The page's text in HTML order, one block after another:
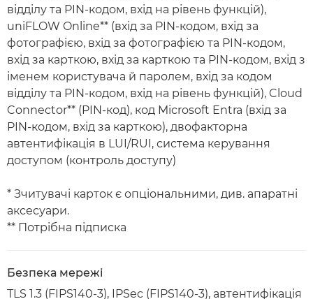
відділу та PIN-кодом, вхід на рівень функцій),
uniFLOW Online** (вхід за PIN-кодом, вхід за
фотографією, вхід за фотографією та PIN-кодом,
вхід за карткою, вхід за карткою та PIN-кодом, вхід з
іменем користувача й паролем, вхід за кодом
відділу та PIN-кодом, вхід на рівень функцій), Cloud
Connector** (PIN-код), код Microsoft Entra (вхід за
PIN-кодом, вхід за карткою), двофакторна
автентифікація в LUI/RUI, система керування
доступом (контроль доступу)
* Зчитувачі карток є опціональними, див. апаратні
аксесуари.
** Потрібна підписка
Безпека мережі
TLS 1.3 (FIPS140-3), IPSec (FIPS140-3), автентифікація